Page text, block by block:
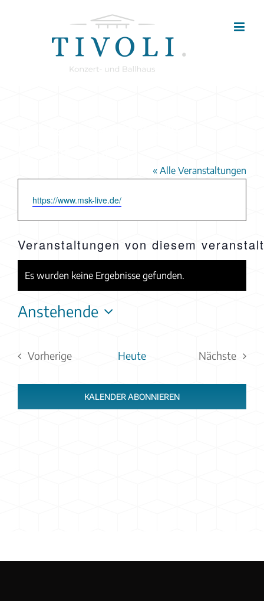
« Alle Veranstaltungen
Webseite
https://www.msk-live.de/
Veranstaltungen von diesem
Hinweis
Es wurden keine Ergebnisse gefunden.
Anstehende
Vorherige
Heute
Nächste
KALENDER ABONNIEREN